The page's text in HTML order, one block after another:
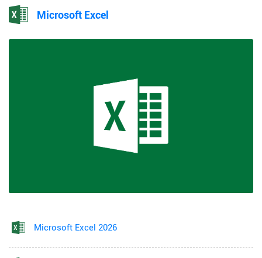
Microsoft Excel
Microsoft Excel 2026